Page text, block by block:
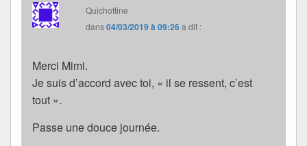
Quichottine
dans04/03/2019 à 09:26a dit :
Merci Mimi.
Je suis d’accord avec toi, « il se ressent, c’est
tout ».
Passe une douce journée.